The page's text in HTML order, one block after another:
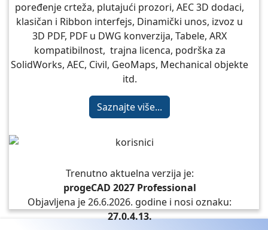
poređenje crteža, plutajući prozori, AEC 3D dodaci,
klasičan i Ribbon interfejs, Dinamički unos, izvoz u
3D PDF, PDF u DWG konverzija, Tabele, ARX
kompatibilnost, trajna licenca, podrška za
SolidWorks, AEC, Civil, GeoMaps, Mechanical objekte
itd.
Saznajte više...
Trenutno aktuelna verzija je:
progeCAD 2027 Professional
Objavljena je 26.6.2026. godine i nosi oznaku:
27.0.4.13.